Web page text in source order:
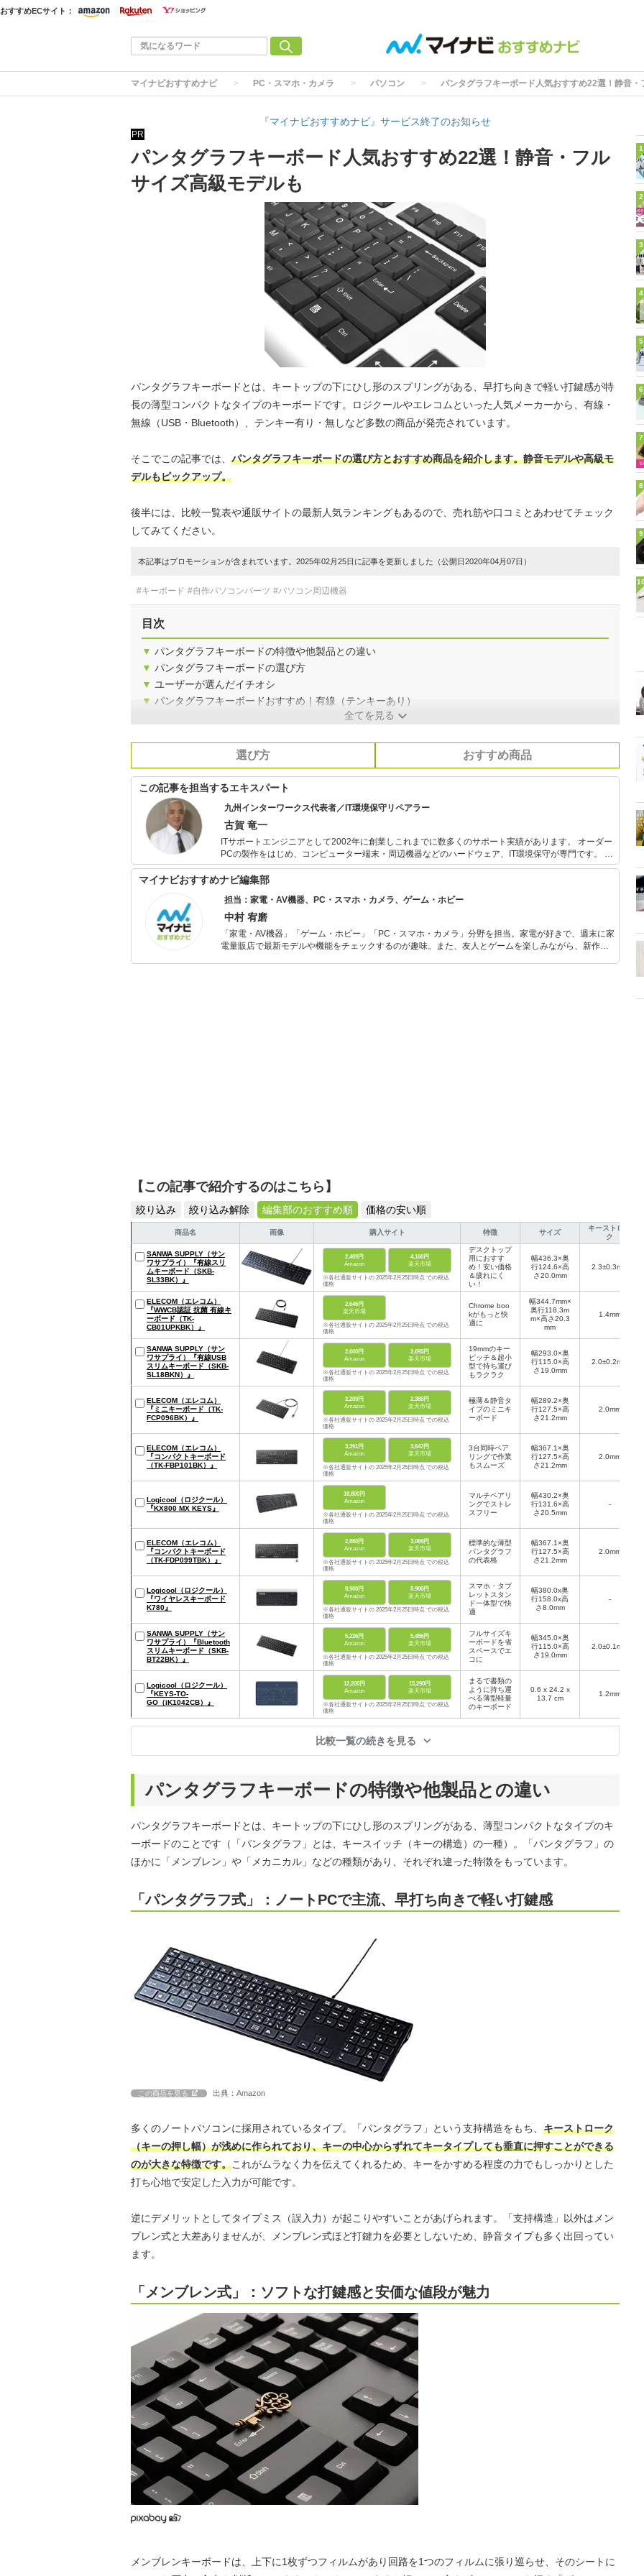
おすすめECサイト：
マイナビおすすめナビ PC・スマホ・カメラ パソコン パンタグラフキーボード人気おすすめ22選！静音・
『マイナビおすすめナビ』サービス終了のお知らせ
PR
パンタグラフキーボード人気おすすめ22選！静音・フル
サイズ高級モデルも
パンタグラフキーボードとは、キートップの下にひし形のスプリングがある、早打ち向きで軽い打鍵感が特
長の薄型コンパクトなタイプのキーボードです。ロジクールやエレコムといった人気メーカーから、有線・
無線（USB・Bluetooth）、テンキー有り・無しなど多数の商品が発売されています。
そこでこの記事では、 パンタグラフキーボードの選び方とおすすめ商品を紹介します。静音モデルや高級モ
デルもピックアップ。
後半には、比較一覧表や通販サイトの最新人気ランキングもあるので、売れ筋や口コミとあわせてチェック
してみてください。
本記事はプロモーションが含まれています。2025年02月25日に記事を更新しました（公開日2020年04月07日）
#キーボード #自作パソコンパーツ #パソコン周辺機器
目次
▼ パンタグラフキーボードの特徴や他製品との違い
▼ パンタグラフキーボードの選び方
▼ ユーザーが選んだイチオシ
▼ パンタグラフキーボードおすすめ｜有線（テンキーあり）
全てを見る
選び方 おすすめ商品
この記事を担当するエキスパート
九州インターワークス代表者／IT環境保守リペアラー
古賀 竜一
ITサポートエンジニアとして2002年に創業しこれまでに数多くのサポート実績があります。 オーダー
PCの製作をはじめ、コンピューター端末・周辺機器などのハードウェア、IT環境保守が専門です。 個
人、事業所問わず提案型技術アドバイザーとしてIT環境のリプレース、リペアを数多く成功させてい
ます。 メディアへの記事監修協力、IT記事寄稿なども行っています。
マイナビおすすめナビ編集部
担当：家電・AV機器、PC・スマホ・カメラ、ゲーム・ホビー
中村 宥磨
「家電・AV機器」「ゲーム・ホビー」「PC・スマホ・カメラ」分野を担当。家電が好きで、週末に家
電量販店で最新モデルや機能をチェックするのが趣味。また、友人とゲームを楽しみながら、新作タ
【この記事で紹介するのはこちら】
絞り込み 絞り込み解除 編集部のおすすめ順 価格の安い順
商品名 画像 購入サイト 特徴 サイズ
キーストロー
ク
SANWA SUPPLY（サン
ワサプライ）『有線スリ
ムキーボード（SKB-
SL33BK）』
2,409円
Amazon
4,160円
楽天市場
※各社通販サイトの 2025年2月25日時点 での税込
価格
デスクトップ
用におすす
め！安い価格
＆疲れにく
い！
幅436.3×奥
行124.6×高
さ20.0mm
2.3±0.3mm
ELECOM（エレコム）
『WWCB認証 抗菌 有線キ
ーボード（TK-
CB01UPKBK）』
2,646円
楽天市場
※各社通販サイトの 2025年2月25日時点 での税込
価格
Chrome boo
kがもっと快
適に
幅344.7mm×
奥行118.3m
m×高さ20.3
mm
1.4mm
SANWA SUPPLY（サン
ワサプライ）『有線USB
スリムキーボード（SKB-
SL18BKN）』
2,600円
Amazon
2,695円
楽天市場
※各社通販サイトの 2025年2月25日時点 での税込
価格
19mmのキー
ピッチ＆超小
型で持ち運び
もラクラク
幅293.0×奥
行115.0×高
さ19.0mm
2.0±0.2mm
ELECOM（エレコム）
『ミニキーボード（TK-
FCP096BK）』
2,209円
Amazon
2,385円
楽天市場
※各社通販サイトの 2025年2月25日時点 での税込
価格
極薄＆静音タ
イプのミニキ
ーボード
幅289.2×奥
行127.5×高
さ21.2mm
2.0mm
ELECOM（エレコム）
『コンパクトキーボード
（TK-FBP101BK）』
3,391円
Amazon
3,647円
楽天市場
※各社通販サイトの 2025年2月25日時点 での税込
価格
3台同時ペア
リングで作業
もスムーズ
幅367.1×奥
行127.5×高
さ21.2mm
2.0mm
Logicool（ロジクール）
『KX800 MX KEYS』
18,800円
Amazon
※各社通販サイトの 2025年2月25日時点 での税込
価格
マルチペアリ
ングでストレ
スフリー
幅430.2×奥
行131.6×高
さ20.5mm
-
ELECOM（エレコム）
『コンパクトキーボード
（TK-FDP099TBK）』
2,880円
Amazon
3,069円
楽天市場
※各社通販サイトの 2025年2月25日時点 での税込
価格
標準的な薄型
パンタグラフ
の代表格
幅367.1×奥
行127.5×高
さ21.2mm
2.0mm
Logicool（ロジクール）
『ワイヤレスキーボード
K780』
8,900円
Amazon
8,900円
楽天市場
※各社通販サイトの 2025年2月25日時点 での税込
価格
スマホ・タブ
レットスタン
ド一体型で快
適
幅380.0x奥
行158.0x高
さ8.0mm
-
SANWA SUPPLY（サン
ワサプライ）『Bluetooth
スリムキーボード（SKB-
BT22BK）』
5,226円
Amazon
5,486円
楽天市場
※各社通販サイトの 2025年2月25日時点 での税込
価格
フルサイズキ
ーボードを省
スペースでエ
コに
幅345.0×奥
行115.0×高
さ19.0mm
2.0±0.1mm
Logicool（ロジクール）
『KEYS-TO-
GO（iK1042CB）』
12,200円
Amazon
15,290円
楽天市場
※各社通販サイトの 2025年2月25日時点 での税込
価格
まるで書類の
ように持ち運
べる薄型軽量
のキーボード
0.6 x 24.2 x
13.7 cm
1.2mm
比較一覧の続きを見る
パンタグラフキーボードの特徴や他製品との違い
パンタグラフキーボードとは、キートップの下にひし形のスプリングがある、薄型コンパクトなタイプのキ
ーボードのことです（「パンタグラフ」とは、キースイッチ（キーの構造）の一種）。「パンタグラフ」の
ほかに「メンブレン」や「メカニカル」などの種類があり、それぞれ違った特徴をもっています。
「パンタグラフ式」：ノートPCで主流、早打ち向きで軽い打鍵感
この商品を見る 出典：Amazon
多くのノートパソコンに採用されているタイプ。「パンタグラフ」という支持構造をもち、 キーストローク
（キーの押し幅）が浅めに作られており、キーの中心からずれてキータイプしても垂直に押すことができる
のが大きな特徴です。これがムラなく力を伝えてくれるため、キーをかすめる程度の力でもしっかりとした
打ち心地で安定した入力が可能です。
逆にデメリットとしてタイプミス（誤入力）が起こりやすいことがあげられます。「支持構造」以外はメン
ブレン式と大差ありませんが、メンブレン式ほど打鍵力を必要としないため、静音タイプも多く出回ってい
ます。
「メンブレン式」：ソフトな打鍵感と安価な値段が魅力
メンブレンキーボードは、上下に1枚ずつフィルムがあり回路を1つのフィルムに張り巡らせ、そのシートに
1
2
3
4
5
6
7
8
9